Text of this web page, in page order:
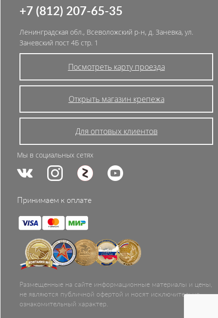
+7 (812) 207-65-35
Ленинградская обл., Всеволожский р-н, д. Заневка, ул.
Заневский пост 4Б стр. 1
Посмотреть карту проезда
Открыть магазин крепежа
Для оптовых клиентов
Мы в социальных сетях
Принимаем к оплате
Размещенные на сайте информационные материалы и цены,
не являются публичной офертой и носят исключительно
ознакомительный характер.